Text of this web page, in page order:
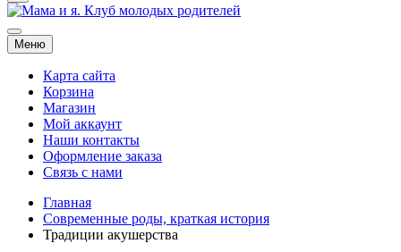
Мама и я. Клуб молодых родителей
Меню
Карта сайта
Корзина
Магазин
Мой аккаунт
Наши контакты
Оформление заказа
Связь с нами
Главная
Современные роды, краткая история
Традиции акушерства